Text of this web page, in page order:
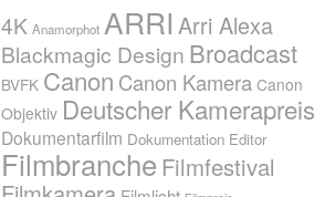
4K Anamorphot ARRI Arri Alexa
Blackmagic Design Broadcast
BVFK Canon Canon Kamera Canon
Objektiv Deutscher Kamerapreis
Dokumentarfilm Dokumentation Editor
Filmbranche Filmfestival